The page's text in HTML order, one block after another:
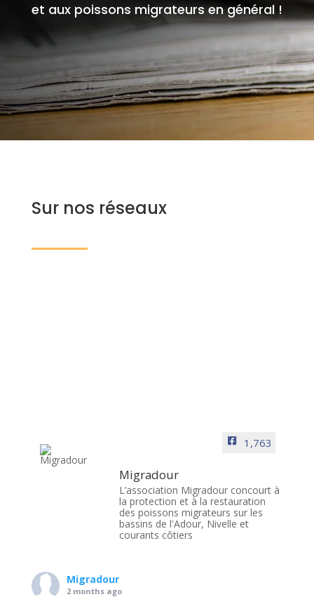
et aux poissons migrateurs en général !
Sur nos réseaux
1,763
Migradour
L’association Migradour concourt à
la protection et à la restauration
des poissons migrateurs sur les
bassins de l'Adour, Nivelle et
courants côtiers
Migradour
2 months ago